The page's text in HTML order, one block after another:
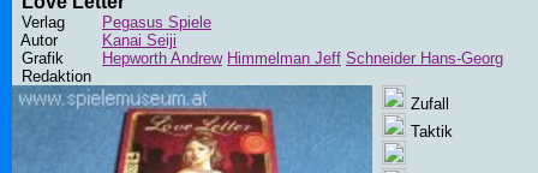
Verlag
Pegasus Spiele
Autor
Kanai Seiji
Grafik
Hepworth Andrew Himmelman Jeff Schneider Hans-Georg
Redaktion
Zufall
Taktik